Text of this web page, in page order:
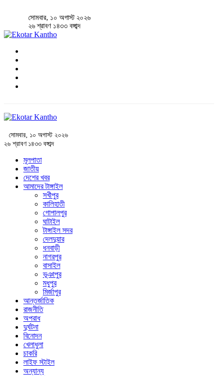
সোমবার, ১০ অগাস্ট ২০২৬
২৬ শ্রাবণ ১৪৩৩ বঙ্গাব্দ
সোমবার, ১০ অগাস্ট ২০২৬
২৬ শ্রাবণ ১৪৩৩ বঙ্গাব্দ
মূলপাতা
জাতীয়
দেশের খবর
আমাদের টাঙ্গাইল
সখীপুর
কালিহাতী
গোপালপুর
ঘাটাইল
টাঙ্গাইল সদর
দেলদুয়ার
ধনবাড়ী
নাগরপুর
বাসাইল
ভূঞাপুর
মধুপুর
মির্জাপুর
আন্তর্জাতিক
রাজনীতি
অপরাধ
দুর্ঘটনা
বিনোদন
খেলাধুলা
চাকরি
লাইফ স্টাইল
অন্যান্য